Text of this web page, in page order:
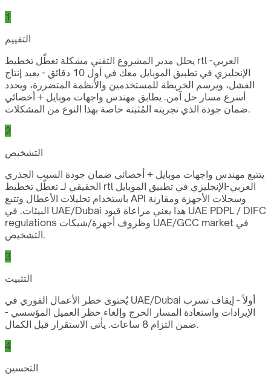
1
التقييم
يحلل مدير المشروع التقني مشكلة تعطّل تخطيط rtl العربي-
الإنجليزي في تطبيق الموبايل معك في أول 10 دقائق - يعيد إنتاج
الفشل، ويرسم الخريطة للمستخدمين والأنظمة المتضررة، ويحدد
أسرع مسار حل آمن. يطابق مهندس واجهات موبايل + أخصائي
ضمان جودة الذي تجربته المُثبتة خاصة بهذا النوع من المشكلات.
2
التشخيص
يتتبع مهندس واجهات موبايل + أخصائي ضمان جودة السبب الجذري
الحقيقي لـ تعطّل تخطيط rtl العربي-الإنجليزي في تطبيق الموبايل
باستخدام تحليلات الأعطال وتتبع API وسجلات الأجهزة ومقارنة
البيئات. في UAE/Dubai هذا يعني مراعاة قيود UAE PDPL / DIFC
regulations وظروف أجهزة/شبكات UAE/GCC market في
التشخيص.
3
التثبيت
يُحتوى خطر الأعمال الفوري في UAE/Dubai أولاً - إيقاف تسرب
الإيرادات واستعادة المسار الحرج وإلغاء حظر العميل المؤسسي -
ضمن التزام 8 ساعات. يأتي الاستقرار قبل الكمال.
4
التحسين